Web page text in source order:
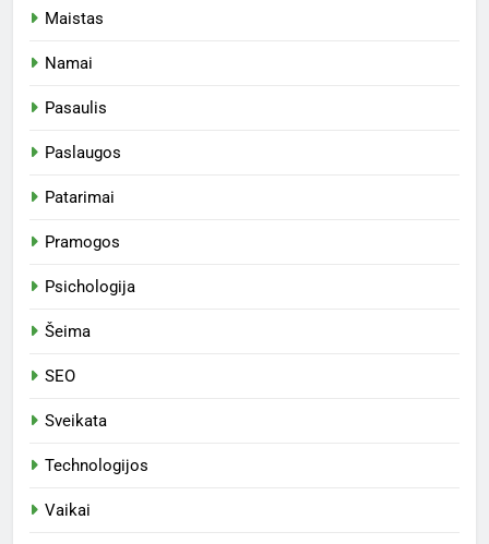
Maistas
Namai
Pasaulis
Paslaugos
Patarimai
Pramogos
Psichologija
Šeima
SEO
Sveikata
Technologijos
Vaikai